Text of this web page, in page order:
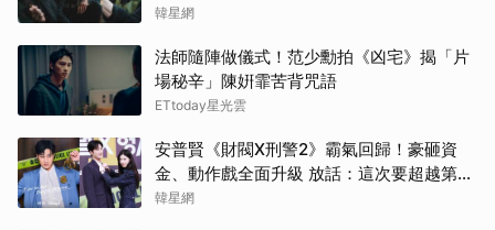
高允
韓星網
法師隨陣做儀式！范少勳拍《凶宅》揭「片
場秘辛」陳姸霏苦背咒語
ETtoday星光雲
安普賢《財閥X刑警2》霸氣回歸！豪砸資
金、動作戲全面升級 放話：這次要超越第一
季
韓星網